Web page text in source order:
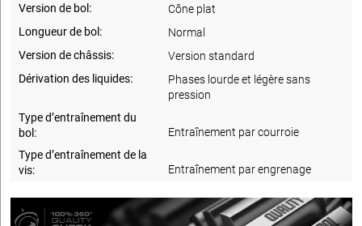
Version de bol:
Cône plat
Longueur de bol:
Normal
Version de châssis:
Version standard
Dérivation des liquides:
Phases lourde et légère sans
pression
Type d’entraînement du
bol:
Entraînement par courroie
Type d’entraînement de la
vis:
Entraînement par engrenage